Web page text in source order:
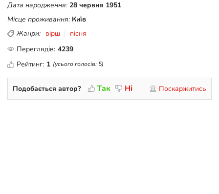
Дата народження: 28 червня 1951
Місце проживання: Київ
Жанри: вірш
пісня
Переглядів: 4239
Рейтинг: 1 (усього голосів: 5)
Подобається автор? Так Ні Поскаржитись